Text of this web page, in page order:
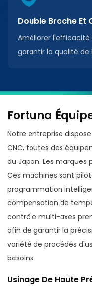
Double Broche Et
Améliorer
garantir la qualité de
Fortuna
Notre entreprise
CNC, toutes des
du Japon. Les marques
Ces machines sont
programmation
compensation de
contrôle multi-axes
afin de garantir la
variété de procédés
besoins.
Usinage De Haute